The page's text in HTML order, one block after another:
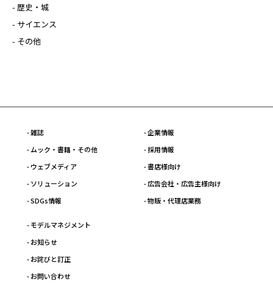
- 歴史・城
- サイエンス
- その他
- 雑誌
- ムック・書籍・その他
- ウェブメディア
- ソリューション
- SDGs情報
- 企業情報
- 採用情報
- 書店様向け
- 広告会社・広告主様向け
- 物販・代理店業務
- モデルマネジメント
- お知らせ
- お詫びと訂正
- お問い合わせ